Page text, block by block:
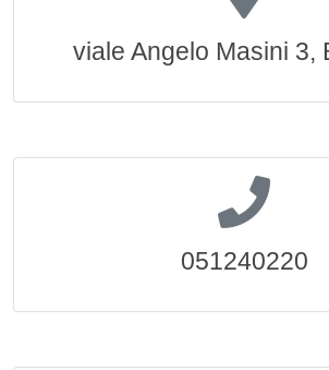
viale Angelo Masini 3,
051240220